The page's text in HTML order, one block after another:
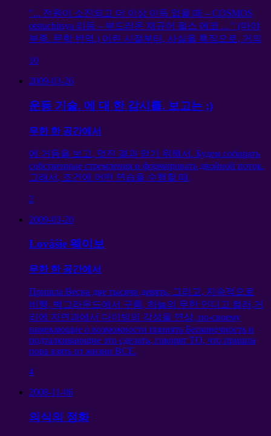
"... 전원이 소진되고 더 이상 이득 없을 때 – COSMOS
otstuchitsya 리듬 – 부드러운 재규어 펄스 에코 ... " (마야
부족. 문학 번역.) 어린 시절부터, 사실을 특징으로, 거의
10
2009-03-26
운동 기술. 에 대 한 감시를. 보고는 ;)
무한 한 공간에서
에 거동을 보고, 멋진 결과 얻기 위해서. Будем собирать
собственные стремления и формировать двойной поток.
그래서, 조건에 어떤 연습을 수행할 때,
2
2009-03-20
Lovâŝie 웨이브
무한 한 공간에서
Пришла Весна две тысячи девять. 그리고, 지속적으로
비행, 백그라운드에서 구름, 하늘의 무한 인디고 컬러,거
리에 자연과에서 다이빙의 각성을 연상, по-своему
намекающие о возможности принять Бесконечность и
подталкивающие это сделать, говорят ТО, что пришла
пора взять от жизни ВСЕ.
4
2008-11-06
의식의 정화